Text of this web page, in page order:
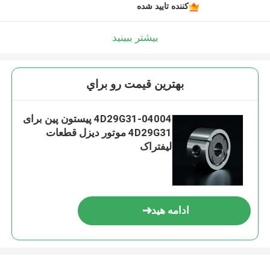
کننده تایید شده
بیشتر ببینید
بهترين قيمت رو براي
4D29G31-04004 پیستون پین برای
4D29G31 موتور دیزل قطعات
لیفتراک
ادامه هید